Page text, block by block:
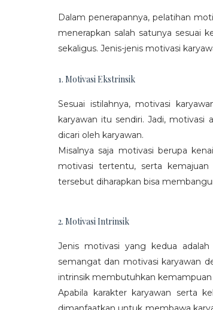
Dalam penerapannya, pelatihan
menerapkan salah satunya sesuai
sekaligus. Jenis-jenis motivasi
1. Motivasi Ekstrinsik
Sesuai istilahnya, motivasi
karyawan itu sendiri. Jadi, motivasi
dicari oleh karyawan.
Misalnya saja motivasi berupa
motivasi tertentu, serta
tersebut diharapkan bisa
2. Motivasi Intrinsik
Jenis motivasi yang kedua
semangat dan motivasi karyawan
intrinsik membutuhkan
Apabila karakter karyawan serta